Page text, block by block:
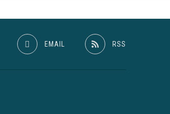
EMAIL RSS